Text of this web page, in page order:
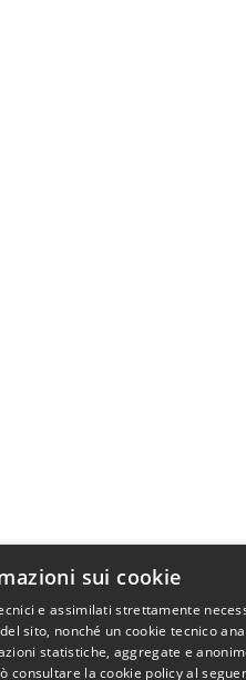
sui cookie
e assimilati strettamente
sito, nonché un cookie tecnico
statistiche, aggregate e
consultare la cookie policy al